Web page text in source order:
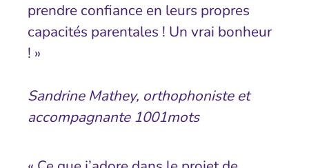
prendre confiance en leurs propres
capacités parentales ! Un vrai bonheur
! »
Sandrine Mathey, orthophoniste et
accompagnante 1001mots